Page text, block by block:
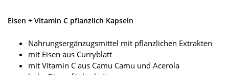
Eisen + Vitamin C pflanzlich Kapseln
Nahrungsergänzugsmittel mit pflanzlichen Extrakten
mit Eisen aus Curryblatt
mit Vitamin C aus Camu Camu und Acerola